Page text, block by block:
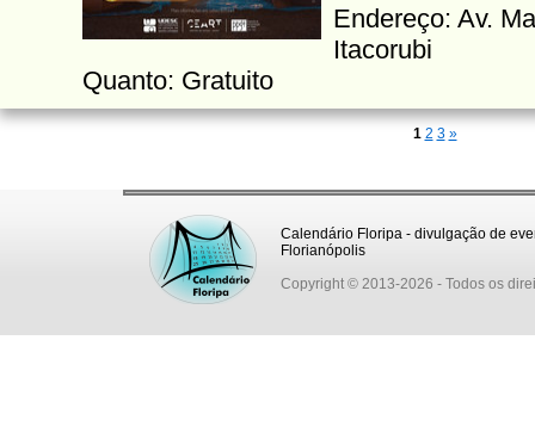
Endereço: Av.
Itacorubi
Quanto: Gratuito
1 2 3 »
Calendário Floripa - divulgação de
Florianópolis
Copyright © 2013-2026 - Todos os